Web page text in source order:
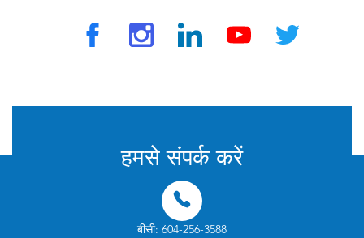
हमसे संपर्क करें
बीसी: 604-256-3588